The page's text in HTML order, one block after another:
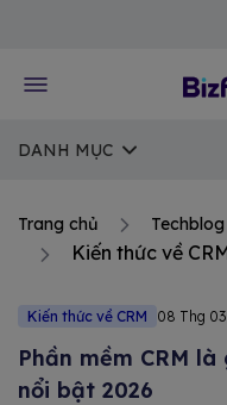
DANH MỤC
Trang chủ Techblog
Kiến thức về
Kiến thức về CRM 08 Thg
Phần mềm CRM
nổi bật 2026